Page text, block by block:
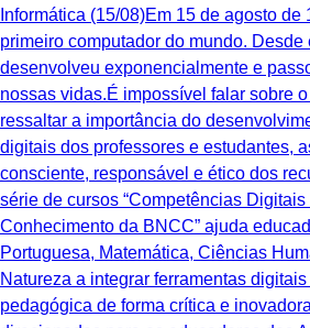
Informática (15/08)Em 15 de agosto
primeiro computador do mundo.
desenvolveu exponencialmente e
nossas vidas.É impossível falar sobre
ressaltar a importância do
digitais dos professores e estudantes,
consciente, responsável e ético dos
série de cursos “Competências
Conhecimento da BNCC” ajuda
Portuguesa, Matemática, Ciências
Natureza a integrar ferramentas
pedagógica de forma crítica e